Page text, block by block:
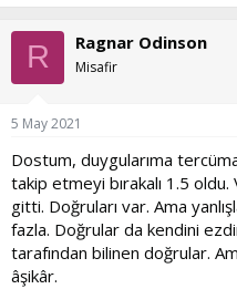
p
k
i
l
e
:
R Ragnar Odinson
Misafir
5 May 2021
Dostum, duygularıma
takip etmeyi bırakalı 1.5
gitti. Doğruları var. Ama
fazla. Doğrular da kendini
tarafından bilinen doğrular.
âşikâr.